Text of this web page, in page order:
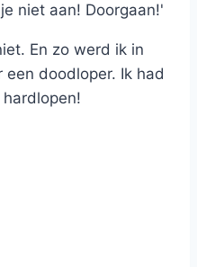
niet aan! Doorgaan!'
En zo werd ik in
doodloper. Ik had